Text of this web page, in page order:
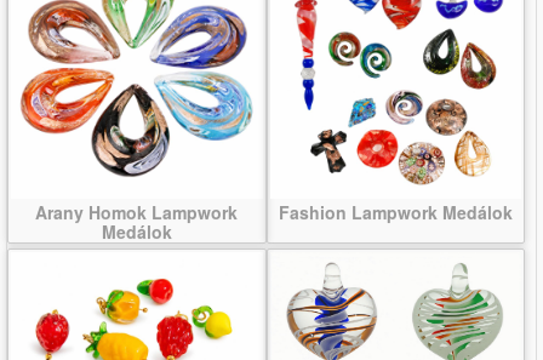
Arany Homok Lampwork
Medálok
Fashion Lampwork Medálok